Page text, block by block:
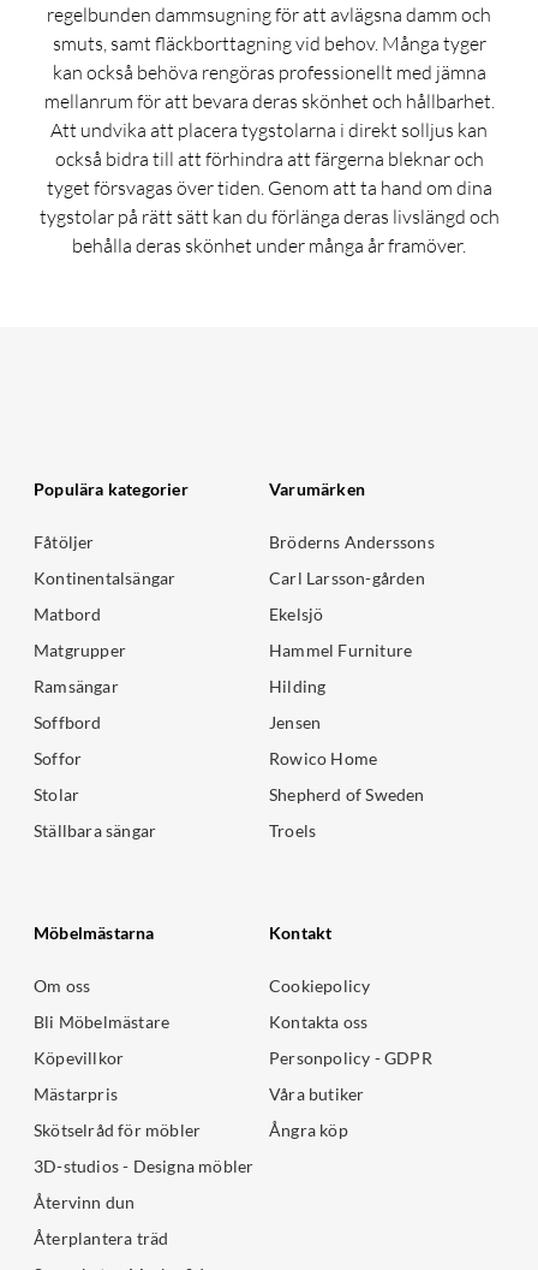
regelbunden dammsugning för att avlägsna damm och
smuts, samt fläckborttagning vid behov. Många tyger
kan också behöva rengöras professionellt med jämna
mellanrum för att bevara deras skönhet och hållbarhet.
Att undvika att placera tygstolarna i direkt solljus kan
också bidra till att förhindra att färgerna bleknar och
tyget försvagas över tiden. Genom att ta hand om dina
tygstolar på rätt sätt kan du förlänga deras livslängd och
behålla deras skönhet under många år framöver.
Populära kategorier
Fåtöljer
Kontinentalsängar
Matbord
Matgrupper
Ramsängar
Soffbord
Soffor
Stolar
Ställbara sängar
Varumärken
Bröderns Anderssons
Carl Larsson-gården
Ekelsjö
Hammel Furniture
Hilding
Jensen
Rowico Home
Shepherd of Sweden
Troels
Möbelmästarna
Om oss
Bli Möbelmästare
Köpevillkor
Mästarpris
Skötselråd för möbler
3D-studios - Designa möbler
Återvinn dun
Återplantera träd
Kontakt
Cookiepolicy
Kontakta oss
Personpolicy - GDPR
Våra butiker
Ångra köp